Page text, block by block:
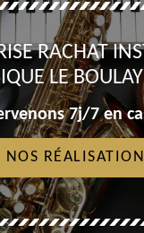
RACHAT
LE
7j/7 en
NOS